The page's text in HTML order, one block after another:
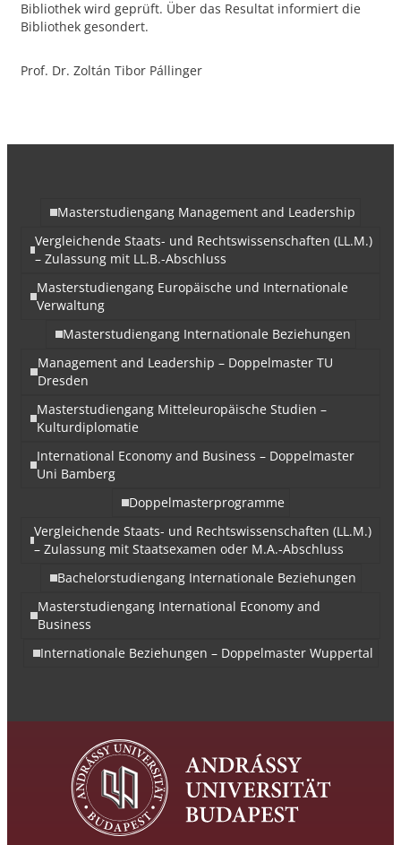
Bibliothek wird geprüft. Über das Resultat informiert die
Bibliothek gesondert.
Prof. Dr. Zoltán Tibor Pállinger
Masterstudiengang Management and Leadership
Vergleichende Staats- und Rechtswissenschaften (LL.M.)
– Zulassung mit LL.B.-Abschluss
Masterstudiengang Europäische und Internationale
Verwaltung
Masterstudiengang Internationale Beziehungen
Management and Leadership – Doppelmaster TU
Dresden
Masterstudiengang Mitteleuropäische Studien –
Kulturdiplomatie
International Economy and Business – Doppelmaster
Uni Bamberg
Doppelmasterprogramme
Vergleichende Staats- und Rechtswissenschaften (LL.M.)
– Zulassung mit Staatsexamen oder M.A.-Abschluss
Bachelorstudiengang Internationale Beziehungen
Masterstudiengang International Economy and
Business
Internationale Beziehungen – Doppelmaster Wuppertal